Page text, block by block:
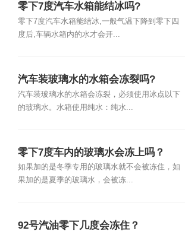
零下7度汽车水箱能结冰吗?
零下7度汽车水箱能结冰,一般气温下降到零下四
度后,车辆水箱内的水才会开...
汽车装玻璃水的水箱会冻裂吗?
汽车装玻璃水的水箱会冻裂，必须使用冰点以下
的玻璃水。水箱使用纯水：纯水...
零下7度车内的玻璃水会冻上吗？
如果加的是冬季专用的玻璃水就不会被冻住，如
果加的是夏季的玻璃水，会被冻...
92号汽油零下几度会冻住？